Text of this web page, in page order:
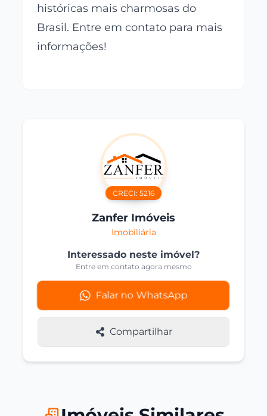
históricas mais charmosas do
Brasil. Entre em contato para mais
informações!
CRECI: 5216
Zanfer Imóveis
Imobiliária
Interessado neste imóvel?
Entre em contato agora mesmo
Falar no WhatsApp
Compartilhar